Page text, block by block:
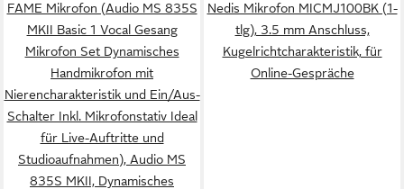
FAME Mikrofon (Audio MS 835S
MKII Basic 1 Vocal Gesang
Mikrofon Set Dynamisches
Handmikrofon mit
Nierencharakteristik und Ein/Aus-
Schalter Inkl. Mikrofonstativ Ideal
für Live-Auftritte und
Studioaufnahmen), Audio MS
835S MKII, Dynamisches
Nedis Mikrofon MICMJ100BK (1-
tlg), 3.5 mm Anschluss,
Kugelrichtcharakteristik, für
Online-Gespräche